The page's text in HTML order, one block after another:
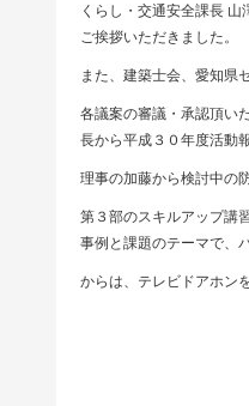
くらし・交通安全課長
ご挨拶いただきました。
また、建築士会、愛知県
各議案の審議・承認頂い
長から平成３０年度活動
理事の加藤から検討中の
第３部のスキルアップ講
事例と課題のテーマで、
からは、テレビドアホン